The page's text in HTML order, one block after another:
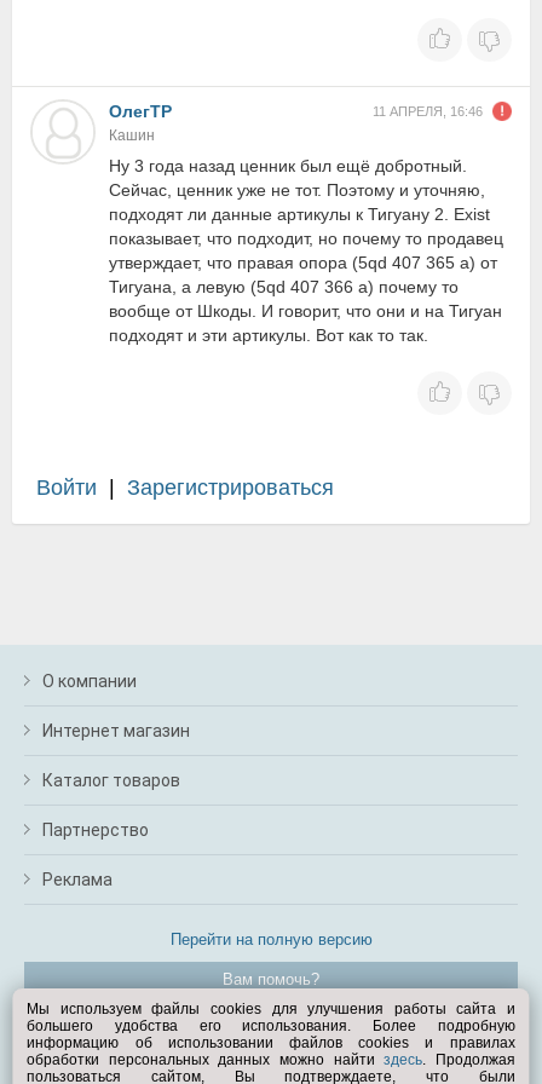
ОлегТР 11 АПРЕЛЯ, 16:46
Кашин
Ну 3 года назад ценник был ещё добротный.
Сейчас, ценник уже не тот. Поэтому и уточняю,
подходят ли данные артикулы к Тигуану 2. Exist
показывает, что подходит, но почему то продавец
утверждает, что правая опора (5qd 407 365 а) от
Тигуана, а левую (5qd 407 366 а) почему то
вообще от Шкоды. И говорит, что они и на Тигуан
подходят и эти артикулы. Вот как то так.
Войти Зарегистрироваться
О компании
Интернет магазин
Каталог товаров
Партнерство
Реклама
Перейти на полную версию
Вам помочь?
© Exist.ru 1998—2026
Мы используем файлы cookies для улучшения работы сайта и
большего удобства его использования. Более подробную
информацию об использовании файлов cookies и правилах
обработки персональных данных можно найтиздесь. Продолжая
пользоваться сайтом, Вы подтверждаете, что были